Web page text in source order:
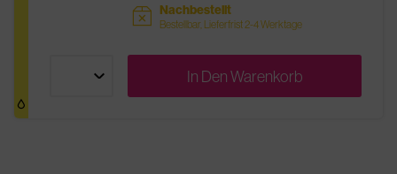
sold Nachbestellt
Bestellbar, Lieferfrist 2-4 Werktage
In DenWarenkorb